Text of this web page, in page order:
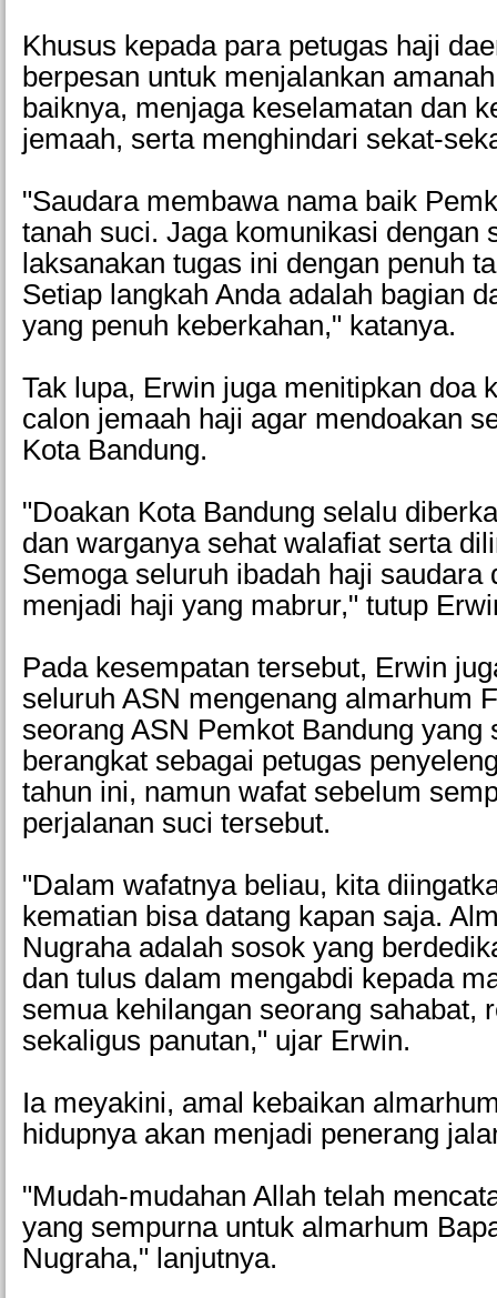
Khusus kepada para petugas haji
berpesan untuk menjalankan
baiknya, menjaga keselamatan dan
jemaah, serta menghindari sekat-
"Saudara membawa nama baik
tanah suci. Jaga komunikasi dengan
laksanakan tugas ini dengan penuh
Setiap langkah Anda adalah bagian
yang penuh keberkahan," katanya.
Tak lupa, Erwin juga menitipkan doa
calon jemaah haji agar mendoakan
Kota Bandung.
"Doakan Kota Bandung selalu
dan warganya sehat walafiat serta
Semoga seluruh ibadah haji saudara
menjadi haji yang mabrur," tutup
Pada kesempatan tersebut, Erwin
seluruh ASN mengenang almarhum
seorang ASN Pemkot Bandung yang
berangkat sebagai petugas
tahun ini, namun wafat sebelum
perjalanan suci tersebut.
"Dalam wafatnya beliau, kita
kematian bisa datang kapan saja.
Nugraha adalah sosok yang
dan tulus dalam mengabdi kepada
semua kehilangan seorang sahabat,
sekaligus panutan," ujar Erwin.
Ia meyakini, amal kebaikan
hidupnya akan menjadi penerang
"Mudah-mudahan Allah telah
yang sempurna untuk almarhum
Nugraha," lanjutnya.